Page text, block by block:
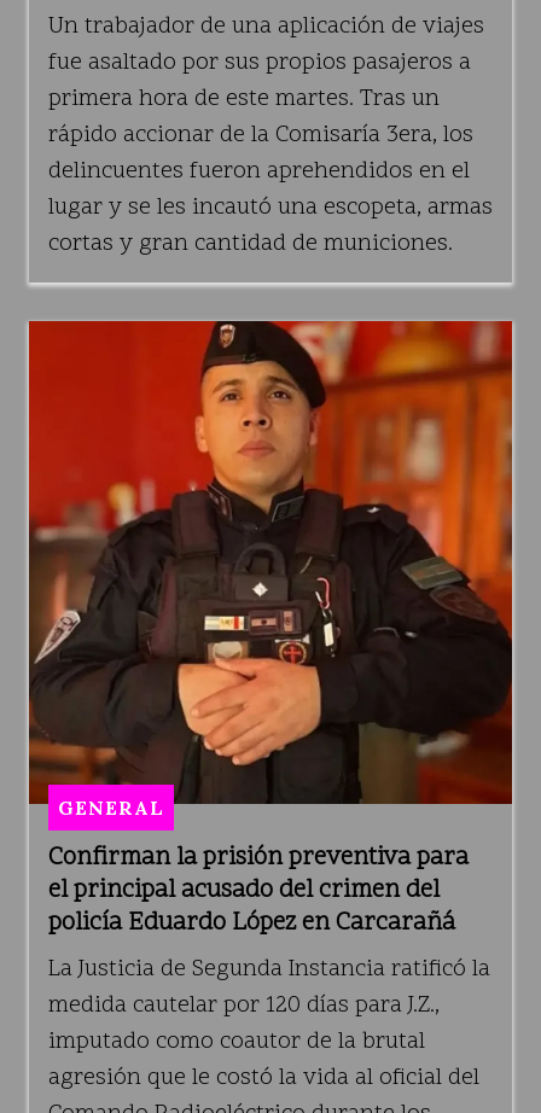
Un trabajador de una aplicación de viajes
fue asaltado por sus propios pasajeros a
primera hora de este martes. Tras un
rápido accionar de la Comisaría 3era, los
delincuentes fueron aprehendidos en el
lugar y se les incautó una escopeta, armas
cortas y gran cantidad de municiones.
Confirman la prisión preventiva para
el principal acusado del crimen del
policía Eduardo López en Carcarañá
GENERAL
La Justicia de Segunda Instancia ratificó la
medida cautelar por 120 días para J.Z.,
imputado como coautor de la brutal
agresión que le costó la vida al oficial del